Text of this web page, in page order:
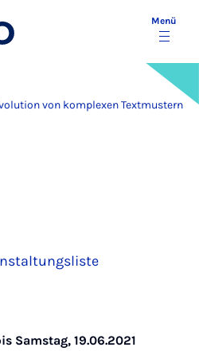
Menü
von komplexen Textmustern
Samstag, 19.06.2021